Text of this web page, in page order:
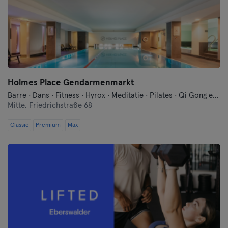
Holmes Place Gendarmenmarkt
Barre · Dans · Fitness · Hyrox · Meditatie · Pilates · Qi Gong en Tai Chi · Sauna · Yoga · Zwemmen
Mitte, Friedrichstraße 68
Classic Premium Max
Konstanz
Landshut
Leipzig
Lubeck
Moenchengladbach